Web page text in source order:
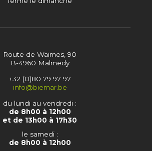
Route de Waimes, 90
B-4960 Malmedy
+32 (0)80 79 97 97
info@biemar.be
du lundi au vendredi :
de 8h00 à 12h00
et de 13h00 à 17h30
le samedi :
de 8h00 à 12h00